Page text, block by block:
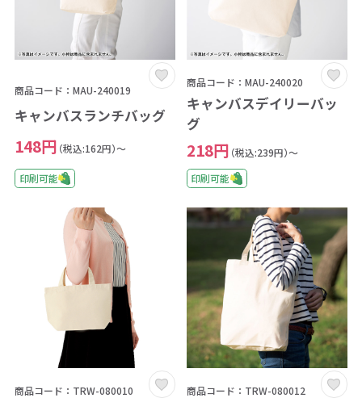
商品コード：MAU-240019
キャンバスランチバッグ
148円 （税込:162円）～
印刷可能
商品コード：MAU-240020
キャンバスデイリーバッ
グ
218円 （税込:239円）～
印刷可能
商品コード：TRW-080010 商品コード：TRW-080012